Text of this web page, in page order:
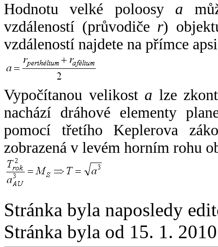
Hodnotu velké poloosy a
vzdáleností (průvodiče r)
vzdáleností najdete na přímce
Vypočítanou velikost a lze
nachází dráhové elementy
pomocí třetího Keplerova
zobrazená v levém horním rohu
Stránka byla naposledy
Stránka byla od 15. 1.